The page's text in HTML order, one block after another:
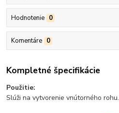
Hodnotenie 0
Komentáre 0
Kompletné špecifikácie
Použitie:
Slúži na vytvorenie vnútorného rohu.